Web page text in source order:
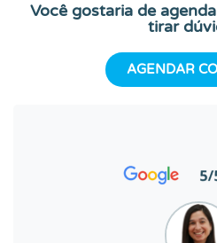
Você gostaria de
tirar
AGENDAR